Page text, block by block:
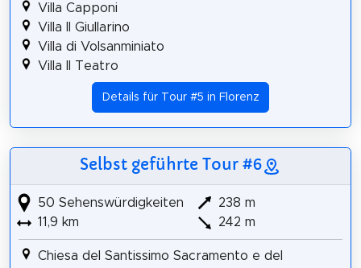
Villa Capponi
Villa Il Giullarino
Villa di Volsanminiato
Villa Il Teatro
Details für Tour #5 in Florenz
Selbst geführte Tour #6
50 Sehenswürdigkeiten
11,9 km
238 m
242 m
Chiesa del Santissimo Sacramento e del